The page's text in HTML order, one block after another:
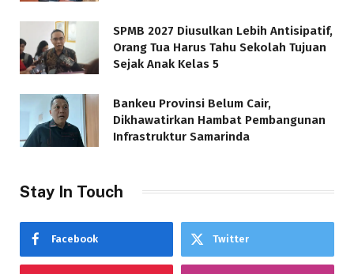
SPMB 2027 Diusulkan Lebih Antisipatif,
Orang Tua Harus Tahu Sekolah Tujuan
Sejak Anak Kelas 5
Bankeu Provinsi Belum Cair,
Dikhawatirkan Hambat Pembangunan
Infrastruktur Samarinda
Stay In Touch
Facebook Twitter